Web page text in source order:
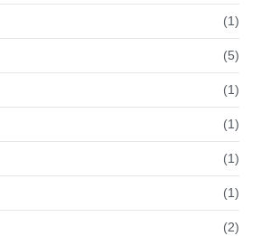
(1)
(5)
(1)
(1)
(1)
(1)
(2)